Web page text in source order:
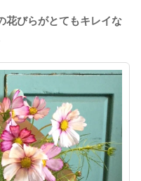
花びらがとてもキレイな